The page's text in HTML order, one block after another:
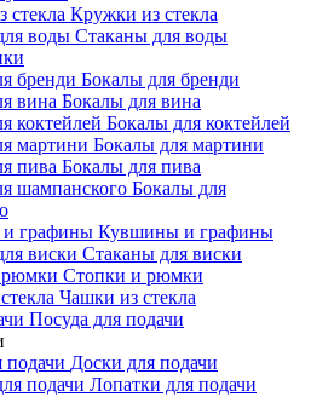
Кружки из стекла
Стаканы для воды
Бокалы для бренди
Бокалы для вина
Бокалы для коктейлей
Бокалы для мартини
Бокалы для пива
Бокалы для
Кувшины и графины
Стаканы для виски
Стопки и рюмки
Чашки из стекла
Посуда для подачи
Доски для подачи
Лопатки для подачи